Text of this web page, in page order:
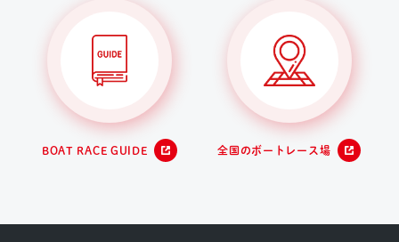
BOAT RACE GUIDE 全国のボートレース場